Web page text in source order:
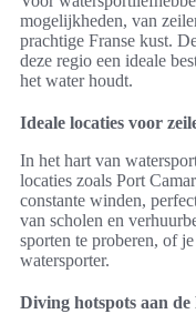
mogelijkheden, van
prachtige Franse kust.
deze regio een ideale
het water houdt.
Ideale locaties voor
In het hart van
locaties zoals Port
constante winden,
van scholen en
sporten te proberen, of
watersporter.
Diving hotspots aan de